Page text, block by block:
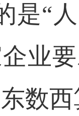
是“
业
数